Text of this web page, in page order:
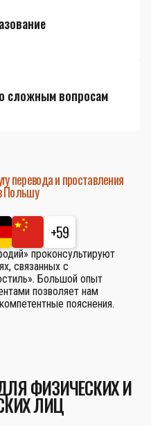
сложным вопросам
перевода и проставления
Польшу
+59
проконсультируют
связанных с
Большой опыт
позволяет нам
пояснения.
ФИЗИЧЕСКИХ И
ЛИЦ